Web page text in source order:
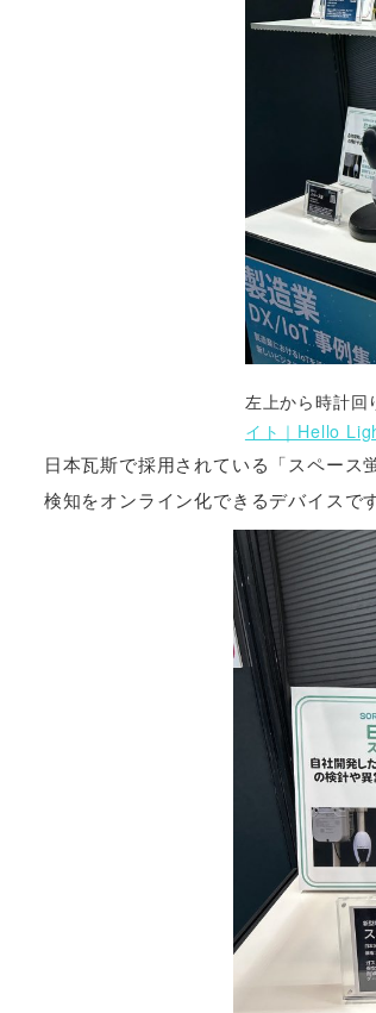
左上から時計回
イト｜Hello
日本瓦斯で採用されている「スペー
検知をオンライン化できるデバイスです